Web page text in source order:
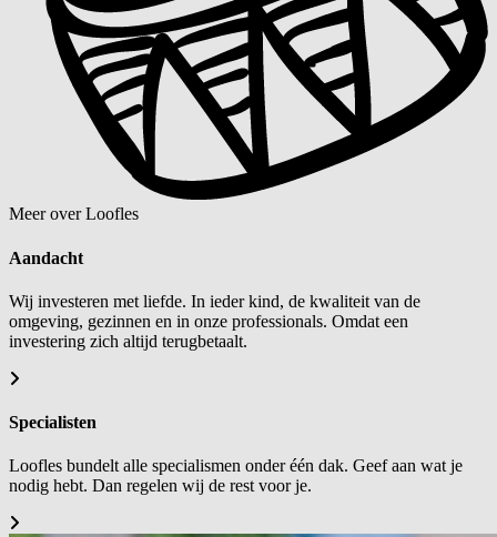
Meer over Loofles
Aandacht
Wij investeren met liefde. In ieder kind, de kwaliteit van de
omgeving, gezinnen en in onze professionals. Omdat een
investering zich altijd terugbetaalt.
Specialisten
Loofles bundelt alle specialismen onder één dak. Geef aan wat je
nodig hebt. Dan regelen wij de rest voor je.